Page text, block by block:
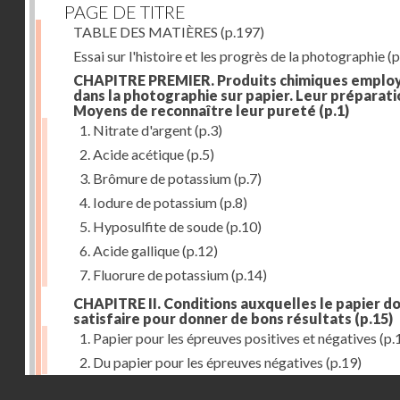
PAGE DE TITRE
TABLE DES MATIÈRES (p.197)
Essai sur l'histoire et les progrès de la photographie
CHAPITRE PREMIER. Produits chimiques
dans la photographie sur papier. Leur
Moyens de reconnaître leur pureté (p.1)
1. Nitrate d'argent(p.3)
2. Acide acétique(p.5)
3. Brômure de potassium(p.7)
4. Iodure de potassium(p.8)
5. Hyposulfite de soude(p.10)
6. Acide gallique(p.12)
7. Fluorure de potassium(p.14)
CHAPITRE II. Conditions auxquelles le papier
satisfaire pour donner de bons résultats (p.15)
1. Papier pour les épreuves positives et négatives
2. Du papier pour les épreuves négatives (p.19)